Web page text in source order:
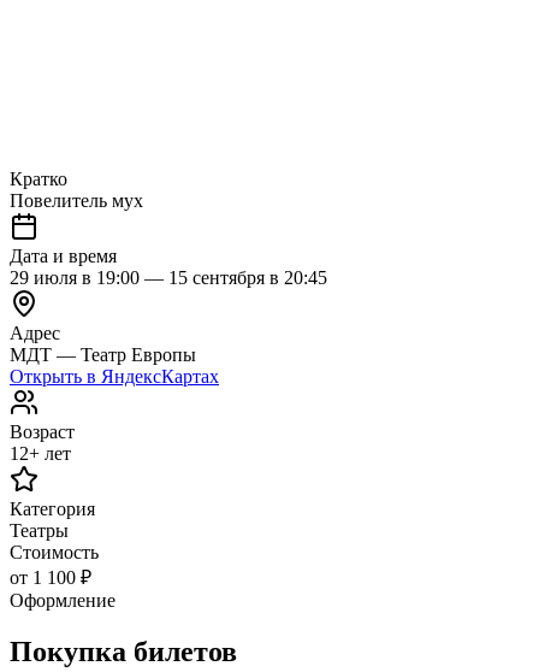
Кратко
Повелитель мух
Дата и время
29 июля в 19:00 — 15 сентября в 20:45
Адрес
МДТ — Театр Европы
Открыть в ЯндексКартах
Возраст
12+ лет
Категория
Театры
Стоимость
от 1 100 ₽
Оформление
Покупка билетов